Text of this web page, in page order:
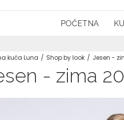
POČETNA
kuća Luna Shop by look Jesen -
- zima